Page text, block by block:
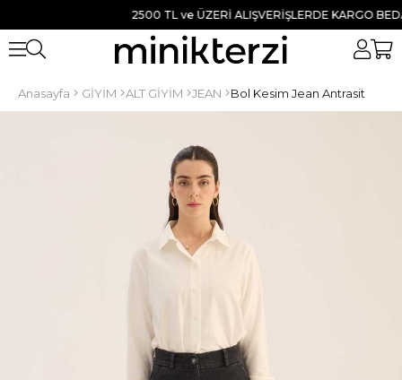
2500 TL ve ÜZERİ ALIŞVERİŞLERDE KARGO BEDAVA
Anasayfa GİYİM ALT GİYİM JEAN Bol Kesim Jean Antrasit